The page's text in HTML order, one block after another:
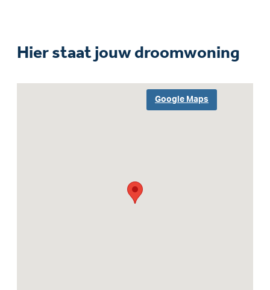
Hier staat jouw droomwoning
Google Maps